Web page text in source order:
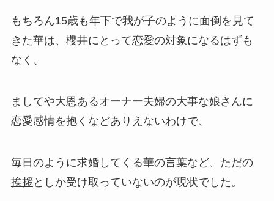
もちろん15歳も年下で我が子のように面倒を見て
きた華は、櫻井にとって恋愛の対象になるはずも
なく、
ましてや大恩あるオーナー夫婦の大事な娘さんに
恋愛感情を抱くなどありえないわけで、
毎日のように求婚してくる華の言葉など、ただの
挨拶としか受け取っていないのが現状でした。